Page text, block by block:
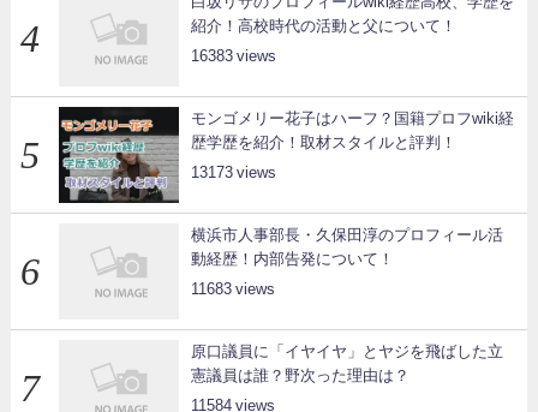
紹介！高校時代の活動と父について！
16383
モンゴメリー花子はハーフ？国籍プロフwiki経
歴学歴を紹介！取材スタイルと評判！
13173
横浜市人事部長・久保田淳のプロフィール活
動経歴！内部告発について！
11683
原口議員に「イヤイヤ」とヤジを飛ばした立
憲議員は誰？野次った理由は？
11584